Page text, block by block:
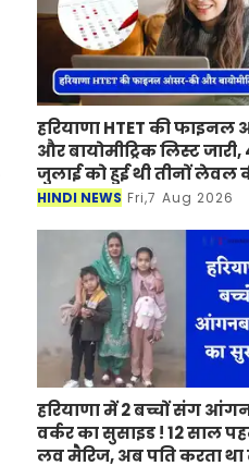
हरियाणा HTET की
और बायोमीट्रिक लिस्ट
जुलाई को हुई थी तीनों लेवल
HINDI NEWS Fri,7 Aug 2026
हरियाणा में 2 बच्चों संग
वर्कर का सुसाइड ! 12 साल
लव मैरिज, अब पति करता